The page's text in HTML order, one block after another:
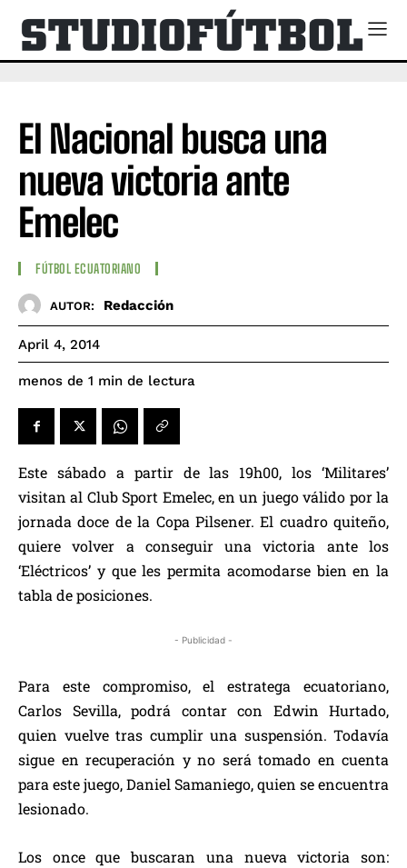
El Nacional busca una
nueva victoria ante
Emelec
FÚTBOL ECUATORIANO
AUTOR: Redacción
April 4, 2014
menos de 1 min de lectura
Este sábado a partir de las 19h00, los ‘Militares’
visitan al Club Sport Emelec, en un juego válido por la
jornada doce de la Copa Pilsener. El cuadro quiteño,
quiere volver a conseguir una victoria ante los
‘Eléctricos’ y que les permita acomodarse bien en la
tabla de posiciones.
- Publicidad -
Para este compromiso, el estratega ecuatoriano,
Carlos Sevilla, podrá contar con Edwin Hurtado,
quien vuelve tras cumplir una suspensión. Todavía
sigue en recuperación y no será tomado en cuenta
para este juego, Daniel Samaniego, quien se encuentra
lesionado.
Los once que buscaran una nueva victoria son: